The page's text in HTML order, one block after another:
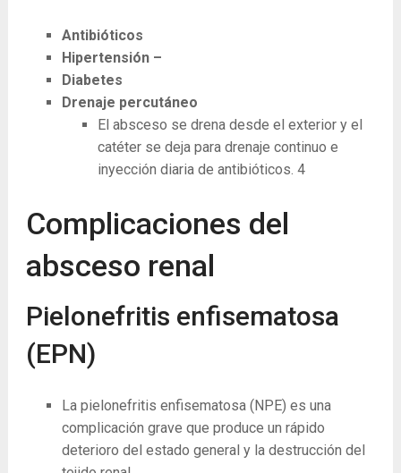
Antibióticos
Hipertensión –
Diabetes
Drenaje percutáneo
El absceso se drena desde el exterior y el
catéter se deja para drenaje continuo e
inyección diaria de antibióticos. 4
Complicaciones del
absceso renal
Pielonefritis enfisematosa
(EPN)
La pielonefritis enfisematosa (NPE) es una
complicación grave que produce un rápido
deterioro del estado general y la destrucción del